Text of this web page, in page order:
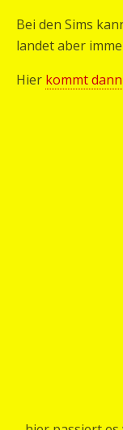
Bei den Sims
landet aber
Hier kommt